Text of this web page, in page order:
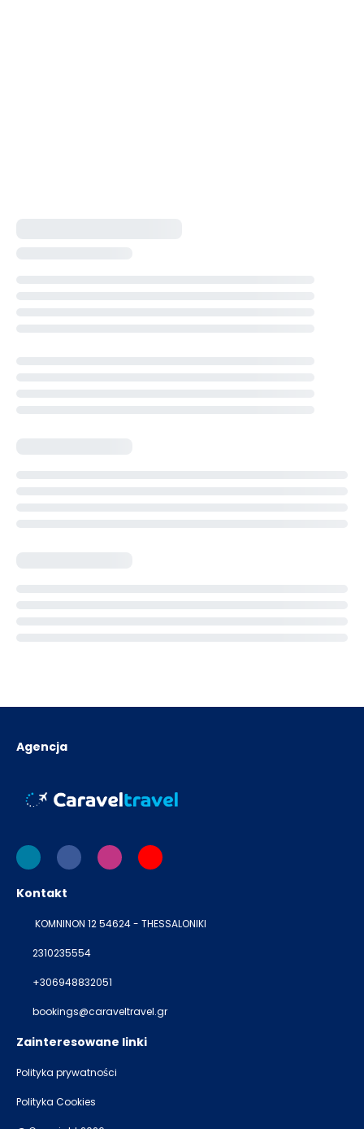
Agencja
Kontakt
KOMNINON 12 54624 - THESSALONIKI
2310235554
+306948832051
bookings@caraveltravel.gr
Zainteresowane linki
Polityka prywatności
Polityka Cookies